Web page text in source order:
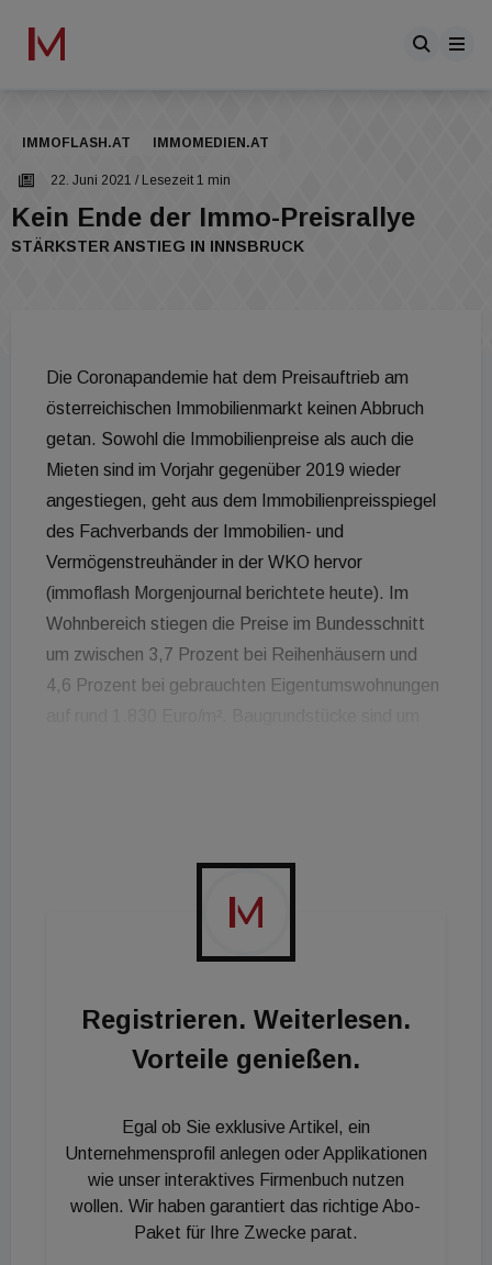
IMMOFLASH.AT IMMOMEDIEN.AT
22. Juni 2021 / Lesezeit 1 min
Kein Ende der Immo-Preisrallye
STÄRKSTER ANSTIEG IN INNSBRUCK
Die Coronapandemie hat dem Preisauftrieb am
österreichischen Immobilienmarkt keinen Abbruch
getan. Sowohl die Immobilienpreise als auch die
Mieten sind im Vorjahr gegenüber 2019 wieder
angestiegen, geht aus dem Immobilienpreisspiegel
des Fachverbands der Immobilien- und
Vermögenstreuhänder in der WKO hervor
(immoflash Morgenjournal berichtete heute). Im
Wohnbereich stiegen die Preise im Bundesschnitt
um zwischen 3,7 Prozent bei Reihenhäusern und
4,6 Prozent bei gebrauchten Eigentumswohnungen
überschritten worden. In Innsbruck sind die Preise
für Baugrundstücke um über zehn Prozent
angestiegen, damit ist Salzburg überholt worden.
Ein Quadratmeter Baugrund in Wien kostete 2020
lediglich um 1,6 Prozent angestiegen. Die
Preissituation war für die Vertreter des
Immobilienwirtschaft als systemrelevant
einzustufen ist. Fachverbandsobmann Georg
Edlauer: „Die Menschen haben ihre Wohnsituation
hinterfragt, was zu einer starken Nachfrage am
Wohnungsmarkt führte. Die schon länger
Registrieren. Weiterlesen.
Vorteile genießen.
Egal ob Sie exklusive Artikel, ein
Unternehmensprofil anlegen oder Applikationen
wie unser interaktives Firmenbuch nutzen
wollen. Wir haben garantiert das richtige Abo-
Paket für Ihre Zwecke parat.